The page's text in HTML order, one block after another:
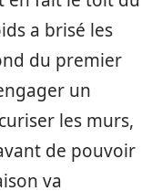
a brisé les
du premier
un
les murs,
de pouvoir
va